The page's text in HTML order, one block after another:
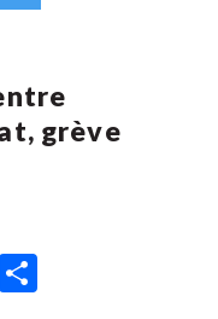
grève
Email